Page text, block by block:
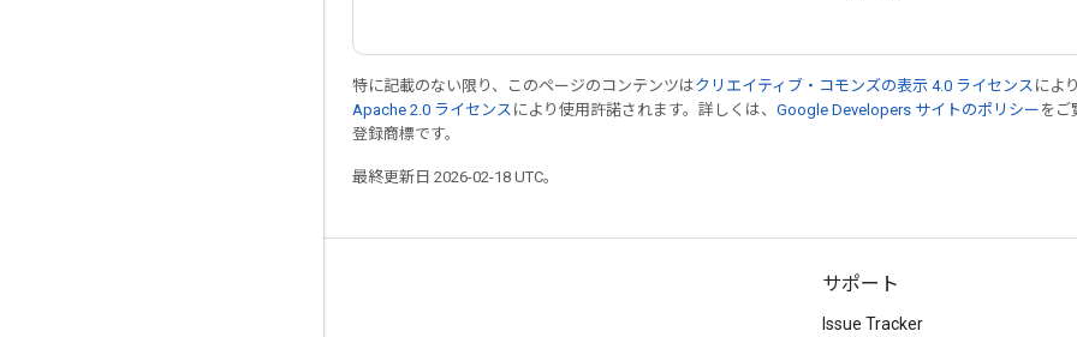
特に記載のない限り、このページのコンテンツはクリエイティブ・コモンズの表示 4.0 ライセンス によ
Apache 2.0 ライセンス により使用許諾されます。詳しくは、 Google Developers サイトのポリシー をご
登録商標です。
最終更新日 2026-02-18 UTC。
サポート
Issue Tracker